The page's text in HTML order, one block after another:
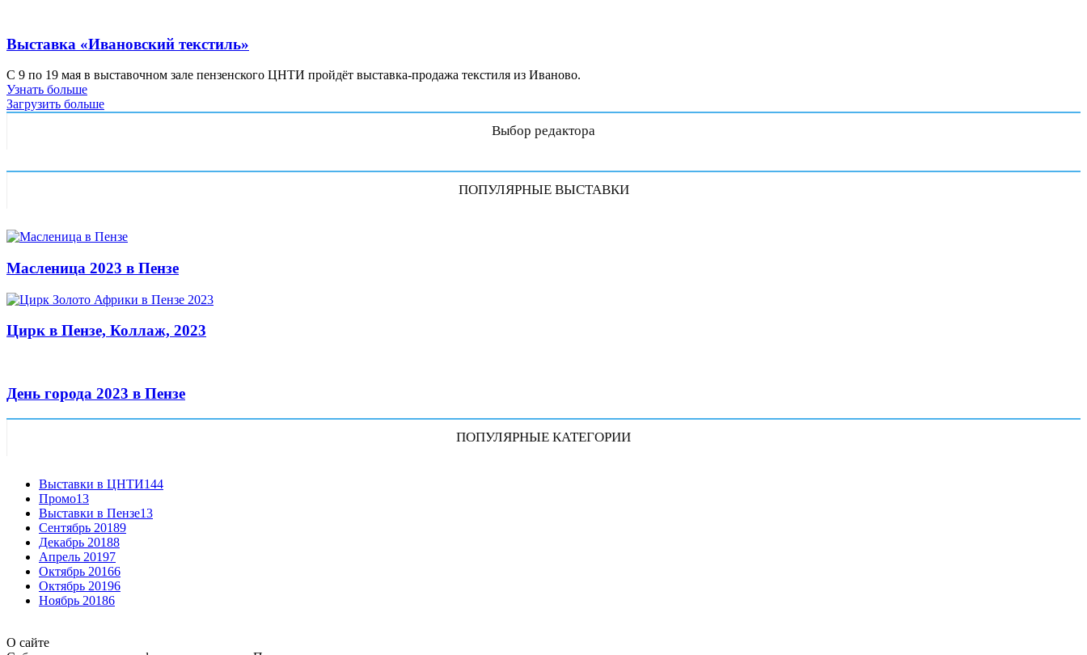
Выставка «Ивановский текстиль»
С 9 по 19 мая в выставочном зале пензенского ЦНТИ пройдёт выставка-продажа текстиля из Иваново.
Узнать больше
Загрузить больше
Выбор редактора
ПОПУЛЯРНЫЕ ВЫСТАВКИ
Масленица 2023 в Пензе
Цирк в Пензе, Коллаж, 2023
День города 2023 в Пензе
ПОПУЛЯРНЫЕ КАТЕГОРИИ
Выставки в ЦНТИ144
Промо13
Выставки в Пензе13
Сентябрь 20189
Декабрь 20188
Апрель 20197
Октябрь 20166
Октябрь 20196
Ноябрь 20186
О сайте